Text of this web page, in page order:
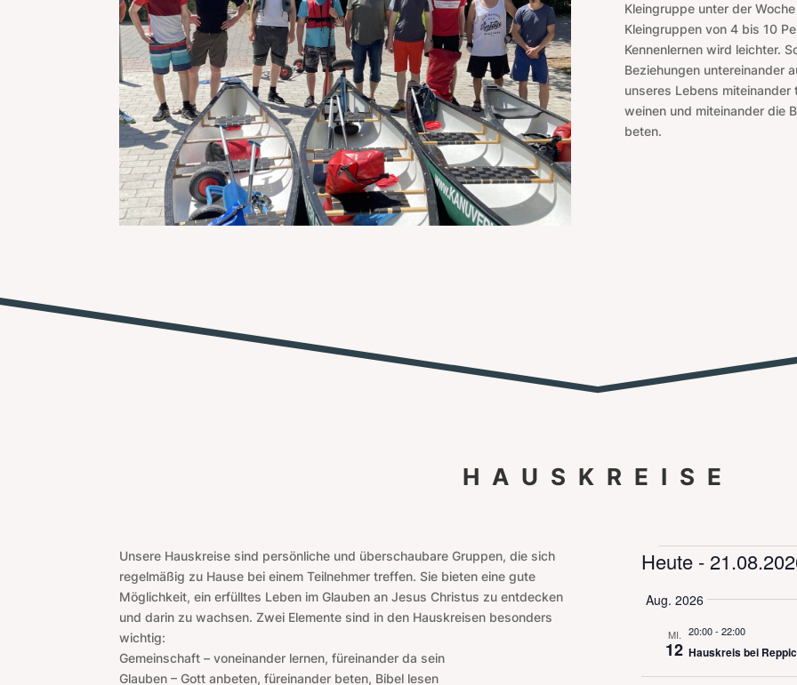
Kleingruppe unter der
Kleingruppen von 4 bis 10
Kennenlernen wird leichter.
Beziehungen untereinander
unseres Lebens miteinander
weinen und miteinander die
beten.
HAUSKREISE
Unsere Hauskreise sind persönliche und überschaubare Gruppen, die sich
regelmäßig zu Hause bei einem Teilnehmer treffen. Sie bieten eine gute
Möglichkeit, ein erfülltes Leben im Glauben an Jesus Christus zu entdecken
und darin zu wachsen. Zwei Elemente sind in den Hauskreisen besonders
wichtig:
Gemeinschaft – voneinander lernen, füreinander da sein
Glauben – Gott anbeten, füreinander beten, Bibel lesen
Heute -
auswählen.
Aug. 2026
MI.
12
20:00-22:00
Hauskreis bei